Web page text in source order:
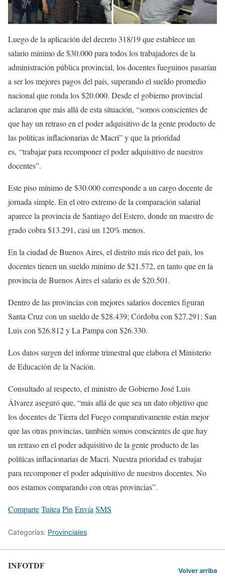
Luego de la aplicación del decreto 318/19 que establece un
salario mínimo de $30.000 para todos los trabajadores de la
administración pública provincial, los docentes fueguinos pasarían
a ser los mejores pagos del país, superando el sueldo promedio
nacional que ronda los $20.000. Desde el gobierno provincial
aclararon que más allá de esta situación, “somos conscientes de
que hay un retraso en el poder adquisitivo de la gente producto de
las políticas inflacionarias de Macri” y que la prioridad
es, “trabajar para recomponer el poder adquisitivo de nuestros
docentes”.
Este piso mínimo de $30.000 corresponde a un cargo docente de
jornada simple. En el otro extremo de la comparación salarial
aparece la provincia de Santiago del Estero, donde un maestro de
grado cobra $13.291, casi un 120% menos.
En la ciudad de Buenos Aires, el distrito más rico del país, los
docentes tienen un sueldo mínimo de $21.572, en tanto que en la
provincia de Buenos Aires el salario es de $20.501.
Dentro de las provincias con mejores salarios docentes figuran
Santa Cruz con un sueldo de $28.439; Córdoba con $27.291; San
Luis con $26.812 y La Pampa con $26.330.
Los datos surgen del informe trimestral que elabora el Ministerio
de Educación de la Nación.
Consultado al respecto, el ministro de Gobierno José Luis
Álvarez aseguró que, “más allá de que sea un dato objetivo que
los docentes de Tierra del Fuego comparativamente están mejor
que las otras provincias, también somos conscientes de que hay
un retraso en el poder adquisitivo de la gente producto de las
políticas inflacionarias de Macri. Nuestra prioridad es trabajar
para recomponer el poder adquisitivo de nuestros docentes. No
nos estamos comparando con otras provincias”.
ComparteTuiteaPinEnvíaSMS
Categorías: Provinciales
INFOTDF Volver arriba